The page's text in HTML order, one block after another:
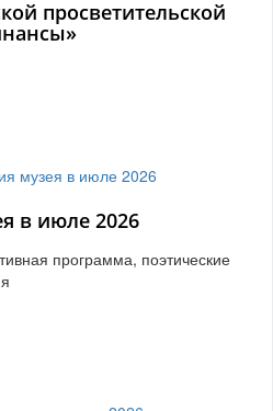
просветительской
в июле 2026
программа, поэтические